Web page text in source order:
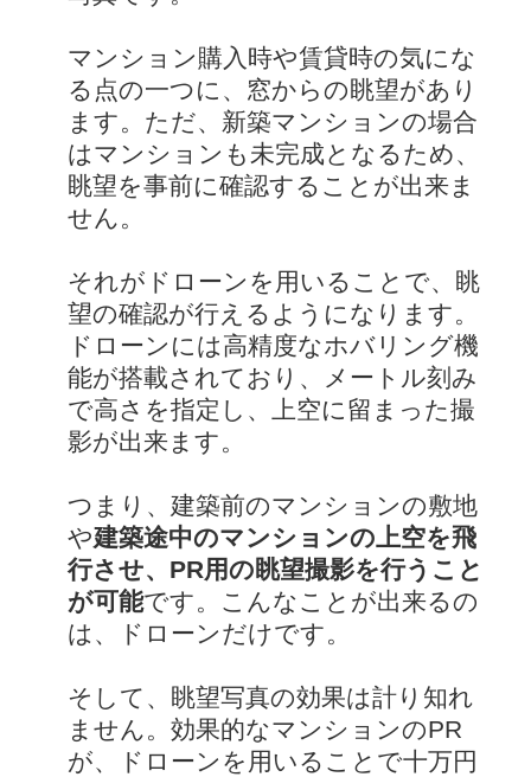
マンション購入時や賃貸時の気にな
る点の一つに、窓からの眺望があり
ます。ただ、新築マンションの場合
はマンションも未完成となるため、
眺望を事前に確認することが出来ま
せん。
それがドローンを用いることで、眺
望の確認が行えるようになります。
ドローンには高精度なホバリング機
能が搭載されており、メートル刻み
で高さを指定し、上空に留まった撮
影が出来ます。
つまり、建築前のマンションの敷地
や建築途中のマンションの上空を飛
行させ、PR用の眺望撮影を行うこと
が可能です。こんなことが出来るの
は、ドローンだけです。
そして、眺望写真の効果は計り知れ
ません。効果的なマンションのPR
が、ドローンを用いることで十万円